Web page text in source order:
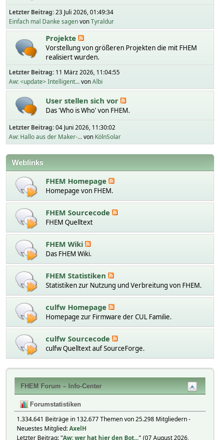
Letzter Beitrag:23 Juli 2026, 01:49:34
Einfach mal Danke sagenvonTyraldur
Projekte
Vorstellung von größeren Projekten die mit FHEM
realisiert wurden.
Letzter Beitrag: 11 März 2026, 11:04:55
Aw: <update> Intelligent...vonAlbi
User stellen sich vor
Das 'Who is Who' von FHEM.
Letzter Beitrag:04 Juni 2026, 11:30:02
Aw: Hallo aus der Maker-...von KölnSolar
Weblinks
FHEM Homepage
Homepage von FHEM.
FHEM Sourcecode
FHEM Quelltext
FHEM Wiki
Das FHEM Wiki.
FHEM Statistiken
Statistiken zur Nutzung und Verbreitung von FHEM.
culfw Homepage
Homepage zur Firmware der CUL Familie.
culfw Sourcecode
culfw Quelltext auf SourceForge.
FHEM Forum – Info-Center
Forumstatistiken
1.334.641 Beiträge in 132.677 Themen von 25.298 Mitgliedern -
Neuestes Mitglied:AxelH
Letzter Beitrag:"Aw: wer hat hier den Bot..." (07 August 2026,